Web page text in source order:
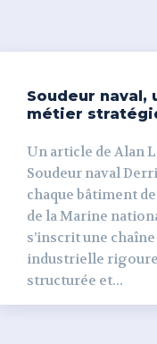
Soudeur naval,
métier
Un article de Alan
Soudeur naval Derrière
chaque bâtiment
de la Marine
s’inscrit une chaîne
industrielle
structurée et...